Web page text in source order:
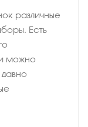
различные
Есть
можно